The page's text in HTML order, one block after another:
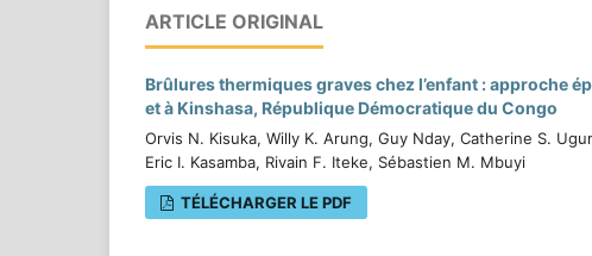
ARTICLE ORIGINAL
Brûlures thermiques graves chez l’enfant : approche
et à Kinshasa, République Démocratique du Congo
Orvis N. Kisuka, Willy K. Arung, Guy Nday, Catherine S.
Eric I. Kasamba, Rivain F. Iteke, Sébastien M. Mbuyi
TÉLÉCHARGER LE PDF